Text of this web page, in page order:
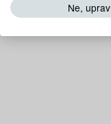
Ne, uprav